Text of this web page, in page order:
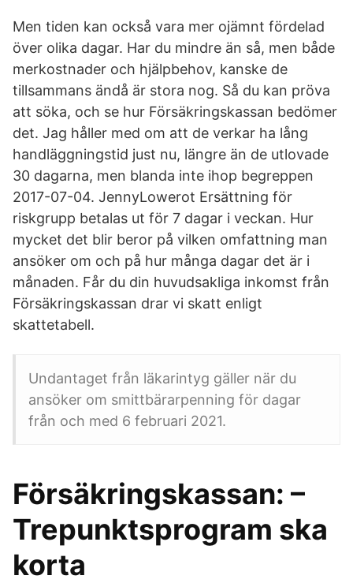
Men tiden kan också vara mer ojämnt fördelad
över olika dagar. Har du mindre än så, men både
merkostnader och hjälpbehov, kanske de
tillsammans ändå är stora nog. Så du kan pröva
att söka, och se hur Försäkringskassan bedömer
det. Jag håller med om att de verkar ha lång
handläggningstid just nu, längre än de utlovade
30 dagarna, men blanda inte ihop begreppen
2017-07-04. JennyLowerot Ersättning för
riskgrupp betalas ut för 7 dagar i veckan. Hur
mycket det blir beror på vilken omfattning man
ansöker om och på hur många dagar det är i
månaden. Får du din huvudsakliga inkomst från
Försäkringskassan drar vi skatt enligt
skattetabell.
Undantaget från läkarintyg gäller när du
ansöker om smittbärarpenning för dagar
från och med 6 februari 2021.
Försäkringskassan: –
Trepunktsprogram ska
korta